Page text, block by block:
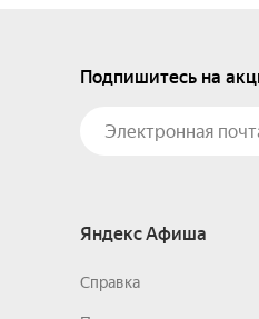
Подпишитесь на
Яндекс Афиша
Справка